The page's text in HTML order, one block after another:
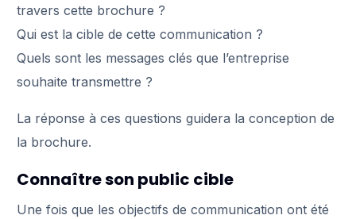
travers cette brochure ?
Qui est la cible de cette communication ?
Quels sont les messages clés que l’entreprise
souhaite transmettre ?
La réponse à ces questions guidera la conception de
la brochure.
Connaître son public cible
Une fois que les objectifs de communication ont été